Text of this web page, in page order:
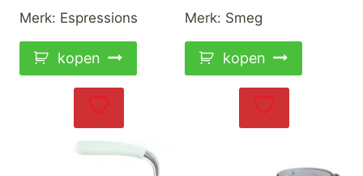
was:
€119,00.
is:
€89,00.
Merk: Espressions
kopen
Merk: Smeg
kopen